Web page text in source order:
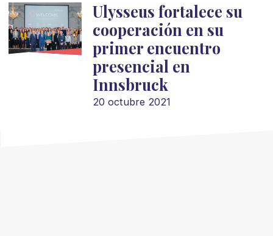
Ulysseus fortalece su
cooperación en su
primer encuentro
presencial en
Innsbruck
20 octubre 2021